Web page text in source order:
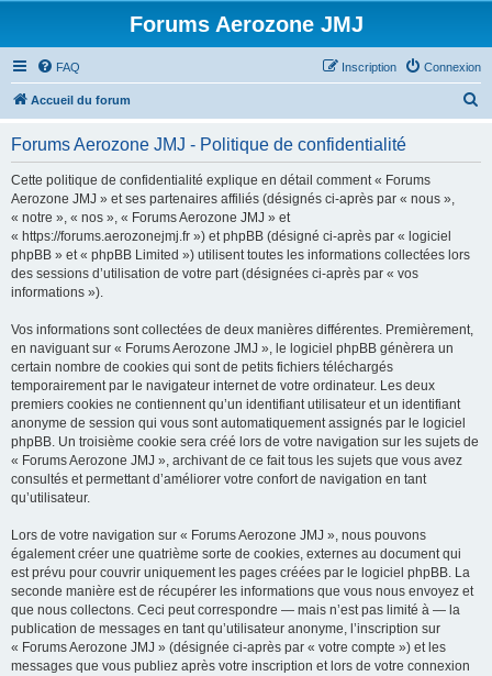
Forums Aerozone JMJ
FAQ Connexion
Inscription
Accueil du forum
Forums Aerozone JMJ - Politique de confidentialité
Cette politique de confidentialité explique en détail comment « Forums
Aerozone JMJ » et ses partenaires affiliés (désignés ci-après par « nous »,
« notre », « nos », « Forums Aerozone JMJ » et
« https://forums.aerozonejmj.fr ») et phpBB (désigné ci-après par « logiciel
phpBB » et « phpBB Limited ») utilisent toutes les informations collectées lors
des sessions d’utilisation de votre part (désignées ci-après par « vos
informations »).
Vos informations sont collectées de deux manières différentes. Premièrement,
en naviguant sur « Forums Aerozone JMJ », le logiciel phpBB génèrera un
certain nombre de cookies qui sont de petits fichiers téléchargés
temporairement par le navigateur internet de votre ordinateur. Les deux
premiers cookies ne contiennent qu’un identifiant utilisateur et un identifiant
anonyme de session qui vous sont automatiquement assignés par le logiciel
phpBB. Un troisième cookie sera créé lors de votre navigation sur les sujets de
« Forums Aerozone JMJ », archivant de ce fait tous les sujets que vous avez
consultés et permettant d’améliorer votre confort de navigation en tant
qu’utilisateur.
Lors de votre navigation sur « Forums Aerozone JMJ », nous pouvons
également créer une quatrième sorte de cookies, externes au document qui
est prévu pour couvrir uniquement les pages créées par le logiciel phpBB. La
seconde manière est de récupérer les informations que vous nous envoyez et
que nous collectons. Ceci peut correspondre — mais n’est pas limité à — la
publication de messages en tant qu’utilisateur anonyme, l’inscription sur
« Forums Aerozone JMJ » (désignée ci-après par « votre compte ») et les
messages que vous publiez après votre inscription et lors de votre connexion